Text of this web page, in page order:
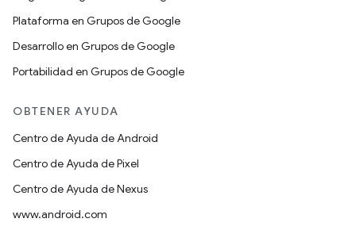
Plataforma en Grupos de Google
Desarrollo en Grupos de Google
Portabilidad en Grupos de Google
OBTENER AYUDA
Centro de Ayuda de Android
Centro de Ayuda de Pixel
Centro de Ayuda de Nexus
www.android.com